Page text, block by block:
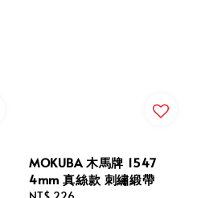
MOKUBA 木馬牌 1547
4mm 真絲款 刺繡緞帶